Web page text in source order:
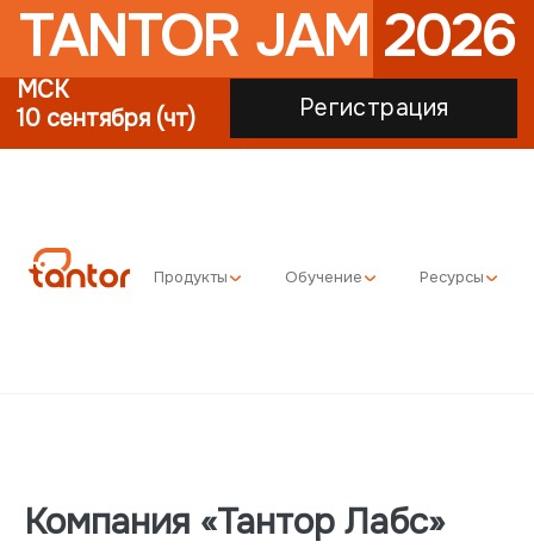
Регистрация
TANTOR JAM 2026
10 сентября (чт)
Продукты Обучение Ресурсы
Компания «Тантор Лабс»